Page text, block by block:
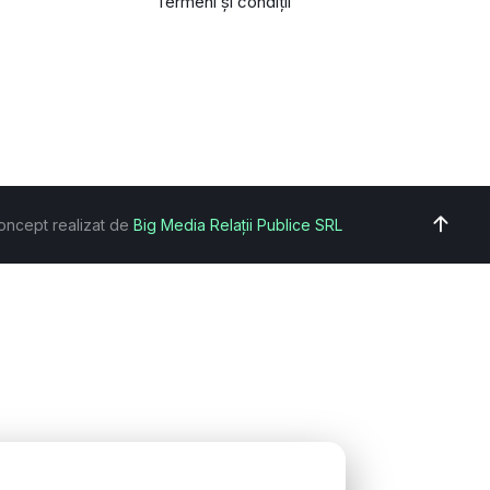
realizat de Big Media Relații Publice SRL